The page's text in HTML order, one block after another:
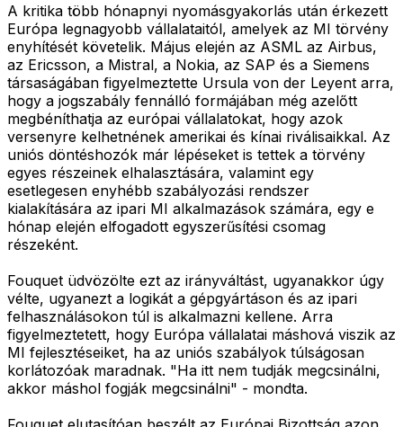
A kritika több hónapnyi nyomásgyakorlás után érkezett
Európa legnagyobb vállalataitól, amelyek az MI törvény
enyhítését követelik. Május elején az ASML az Airbus,
az Ericsson, a Mistral, a Nokia, az SAP és a Siemens
társaságában figyelmeztette Ursula von der Leyent arra,
hogy a jogszabály fennálló formájában még azelőtt
megbéníthatja az európai vállalatokat, hogy azok
versenyre kelhetnének amerikai és kínai riválisaikkal. Az
uniós döntéshozók már lépéseket is tettek a törvény
egyes részeinek elhalasztására, valamint egy
esetlegesen enyhébb szabályozási rendszer
kialakítására az ipari MI alkalmazások számára, egy e
hónap elején elfogadott egyszerűsítési csomag
részeként.
Fouquet üdvözölte ezt az irányváltást, ugyanakkor úgy
vélte, ugyanezt a logikát a gépgyártáson és az ipari
felhasználásokon túl is alkalmazni kellene. Arra
figyelmeztetett, hogy Európa vállalatai máshová viszik az
MI fejlesztéseiket, ha az uniós szabályok túlságosan
korlátozóak maradnak. "Ha itt nem tudják megcsinálni,
akkor máshol fogják megcsinálni" - mondta.